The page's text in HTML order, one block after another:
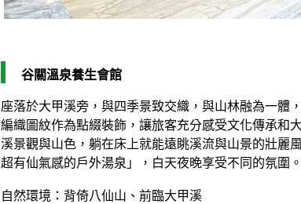
谷關溫泉養生會館
座落於大甲溪旁，與四季景致交織，與山林融為一體
編織圖紋作為點綴裝飾，讓旅客充分感受文化傳承和
溪景觀與山色，躺在床上就能遠眺溪流與山景的壯麗
超有仙氣感的戶外湯泉」，白天夜晚享受不同的氛圍。
自然環境：背倚八仙山、前臨大甲溪